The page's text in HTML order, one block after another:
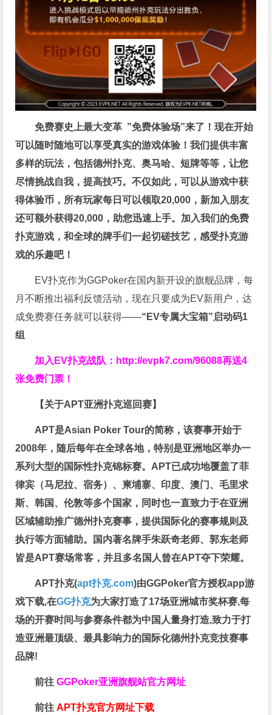
免费赛史上最大变革 ”免费体验场”来了！现在开始
可以随时随地可以享受真实的游戏体验！我们提供丰富
多样的玩法，包括德州扑克、奥马哈、短牌等等，让您
尽情挑战自我，提高技巧。不仅如此，可以从游戏中获
得体验币，所有玩家每日可以领取20,000，新加入朋友
还可额外获得20,000，助您迅速上手。 加入我们的免费
扑克游戏，和全球的牌手们一起切磋技艺，感受扑克游
戏的乐趣吧！
EV扑克作为GGPoker在国内新开设的旗舰品牌，每
月不断推出福利反馈活动，现在只要成为EV新用户，达
成免费赛任务就可以获得——“EV专属大宝箱”启动码1
组
加入EV扑克战队： http://evpk7.com/96088再送4
张免费门票！
【关于APT亚洲扑克巡回赛】
APT是Asian Poker Tour的简称，该赛事开始于
2008年，随后每年在全球各地，特别是亚洲地区举办一
系列大型的国际性扑克锦标赛。APT已成功地覆盖了菲
律宾（马尼拉、宿务）、柬埔寨、印度、澳门、毛里求
斯、韩国、伦敦等多个国家，同时也一直致力于在亚洲
区域辅助推广德州扑克赛事，提供国际化的赛事规则及
执行等方面辅助。国内著名牌手朱跃奇老师、郭东老师
皆是APT赛场常客，并且多名国人曾在APT夺下荣耀。
APT扑克(apt扑克.com)由GGPoker官方授权app游
戏下载,在GG扑克为大家打造了17场亚洲城市奖杯赛,每
场的开赛时间与参赛条件都为中国人量身打造,致力于打
造亚洲最顶级、最具影响力的国际化德州扑克竞技赛事
品牌!
前往GGPoker亚洲旗舰站官方网址
前往 APT扑克官方网址下载